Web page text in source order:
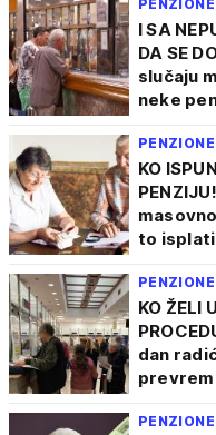
I SA
DA SE
slučaju
neke
KO
to isplati
KO ŽELI
dan